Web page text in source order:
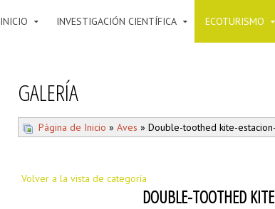
INICIO INVESTIGACIÓN CIENTÍFICA ECOTURISMO
GALERÍA
Página de Inicio » Aves » Double-toothed kite-
Volver a la vista de categoría
DOUBLE-TOOTHED